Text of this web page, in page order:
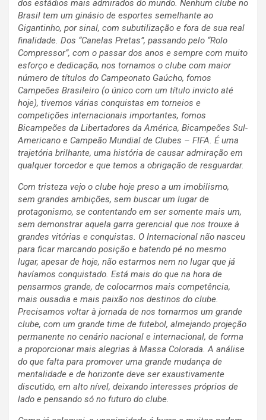
dos estádios mais admirados do mundo. Nenhum clube no
Brasil tem um ginásio de esportes semelhante ao
Gigantinho, por sinal, com subutilização e fora de sua real
finalidade. Dos “Canelas Pretas”, passando pelo “Rolo
Compressor”, com o passar dos anos e sempre com muito
esforço e dedicação, nos tornamos o clube com maior
número de títulos do Campeonato Gaúcho, fomos
Campeões Brasileiro (o único com um título invicto até
hoje), tivemos várias conquistas em torneios e
competições internacionais importantes, fomos
Bicampeões da Libertadores da América, Bicampeões Sul-
Americano e Campeão Mundial de Clubes – FIFA. É uma
trajetória brilhante, uma história de causar admiração em
qualquer torcedor e que temos a obrigação de resguardar.
Com tristeza vejo o clube hoje preso a um imobilismo,
sem grandes ambições, sem buscar um lugar de
protagonismo, se contentando em ser somente mais um,
sem demonstrar aquela garra gerencial que nos trouxe à
grandes vitórias e conquistas. O Internacional não nasceu
para ficar marcando posição e batendo pé no mesmo
lugar, apesar de hoje, não estarmos nem no lugar que já
havíamos conquistado. Está mais do que na hora de
pensarmos grande, de colocarmos mais competência,
mais ousadia e mais paixão nos destinos do clube.
Precisamos voltar à jornada de nos tornarmos um grande
clube, com um grande time de futebol, almejando projeção
permanente no cenário nacional e internacional, de forma
a proporcionar mais alegrias à Massa Colorada. A análise
do que falta para promover uma grande mudança de
mentalidade e de horizonte deve ser exaustivamente
discutido, em alto nível, deixando interesses próprios de
lado e pensando só no futuro do clube.